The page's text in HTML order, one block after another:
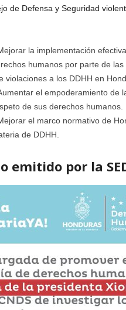
de Defensa y Seguridad
la implementación
humanos por parte de
a los DDHH en
el empoderamiento de
de sus derechos humanos.
el marco normativo de
de DDHH.
emitido por la